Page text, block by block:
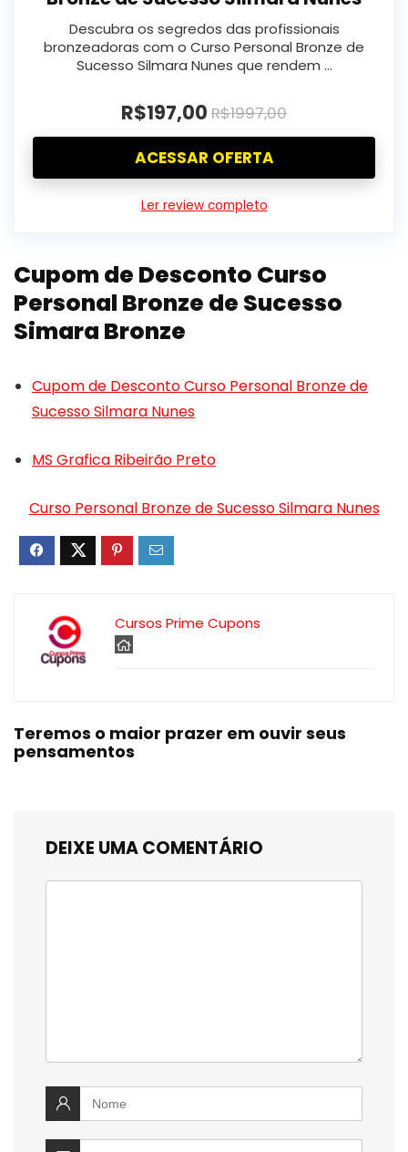
Descubra os segredos das profissionais
bronzeadoras com o Curso Personal Bronze de
Sucesso Silmara Nunes que rendem …
R$197,00 R$1997,00
ACESSAR OFERTA
Ler review completo
Cupom de Desconto Curso
Personal Bronze de Sucesso
Simara Bronze
Cupom de Desconto Curso Personal Bronze de
Sucesso Silmara Nunes
MS Grafica Ribeirão Preto
Curso Personal Bronze de Sucesso Silmara Nunes
Cursos Prime Cupons
Teremos o maior prazer em ouvir seus
pensamentos
DEIXE UMA COMENTÁRIO